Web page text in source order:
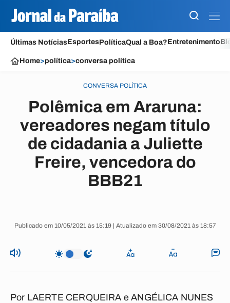
Últimas NotíciasEsportesPolíticaQual a Boa?Entretenimento
Home>política>conversa política
CONVERSA POLÍTICA
Polêmica em Araruna:
vereadores negam título
de cidadania a Juliette
Freire, vencedora do
BBB21
Publicado em 10/05/2021 às 15:19 | Atualizado em 30/08/2021 às 18:57
Por LAERTE CERQUEIRA e ANGÉLICA NUNES